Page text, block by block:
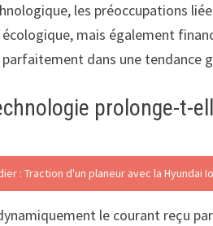
les préoccupations
mais également
dans une tendance
prolonge-t-
: Traction d'un planeur avec la Hyundai
le courant reçu